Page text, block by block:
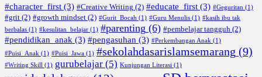
#character_first (3) #Creative Writing (2) #educate_first (3) #Geguritan (1)
#grit (2) #growth mindset (2) #Gurit_Bocah (1) #Guru Menulis (1) #kasih ibu tak
berbalas (1) #kesulitan_belajar (1) #parenting (6) #pembelajar tangguh (2)
#pendidikan_anak (3) #pengasuhan (3) #Perkembangan Anak (1)
#Puisi_Anak (1) #Puisi_Jawa (1) #sekolahdasarislamsemarang (9)
#Writing Skill (1) gurubelajar (5) Kunjungan Literasi (1)